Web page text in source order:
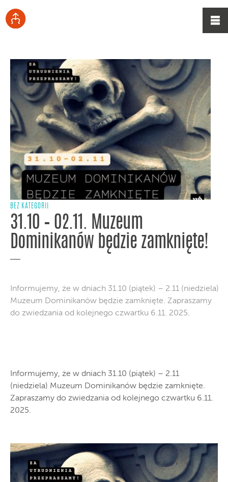
BEZ KATEGORII
31.10 – 02.11. Muzeum
Dominikanów będzie zamknięte!
Informujemy, że w dniach 31.10 (piątek) – 2.11 (niedziela)
Muzeum Dominikanów będzie zamknięte. Zapraszamy
do zwiedzania od kolejnego czwartku 6.11. 2025.
Informujemy, że w dniach 31.10 (piątek) – 2.11
(niedziela) Muzeum Dominikanów będzie zamknięte.
Zapraszamy do zwiedzania od kolejnego czwartku 6.11.
2025.